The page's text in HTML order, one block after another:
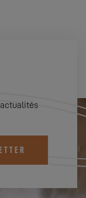
actualités